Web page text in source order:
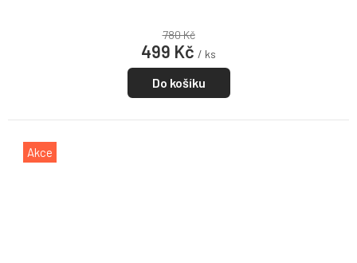
780 Kč
499 Kč / ks
Do košíku
Akce